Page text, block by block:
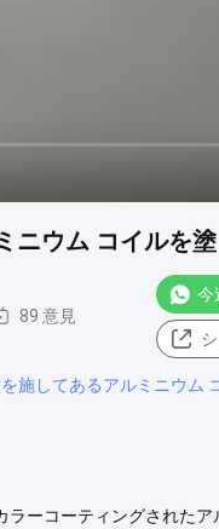
ニウム コイルを
89 意見
今
施してあるアルミニウム
ーコーティングされた